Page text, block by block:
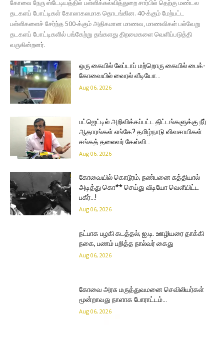
கோவை நேரு ஸ்டேடியத்தில் பள்ளிக்கல்வித்துறை சார்பில் தெற்கு மண்டல
தடகளப் போட்டிகள் கோலாகலமாக தொடங்கின. 40-க்கும் மேற்பட்ட
பள்ளிகளைச் சேர்ந்த 500-க்கும் அதிகமான மாணவ, மாணவிகள் பல்வேறு
தடகளப் போட்டிகளில் பங்கேற்று தங்களது திறமைகளை வெளிப்படுத்தி
வருகின்றனர்.
ஒரு கையில் லேப்டாப் மற்றொரு கையில் பைக்-
கோவையில் வைரல் வீடியோ…
Aug 06, 2026
பட்ஜெட்டில் அறிவிக்கப்பட்ட திட்டங்களுக்கு நீர்
ஆதாரங்கள் எங்கே? தமிழ்நாடு விவசாயிகள்
சங்கத் தலைவர் கேள்வி…
Aug 06, 2026
கோவையில் கொடூரம்; நண்பனை சுத்தியால்
அடித்து கொ** செய்து வீடியோ வெளீயிட்ட
பகீர்…!
Aug 06, 2026
நட்பாக பழகி கடத்தல்; ஐ.டி. ஊழியரை தாக்கி
நகை, பணம் பறித்த நால்வர் கைது
Aug 06, 2026
கோவை அரசு மருத்துவமனை செவிலியர்கள்
மூன்றாவது நாளாக போராட்டம்…
Aug 06, 2026